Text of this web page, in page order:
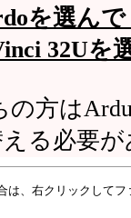
を選ん
32Uを
の方は
える必要
、右クリックして